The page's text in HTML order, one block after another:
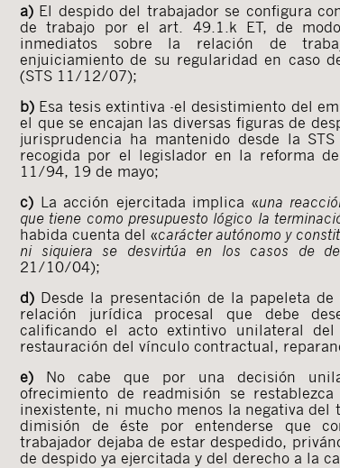
a) El despido del trabajador se configura
de trabajo por el art. 49.1.k ET, de
inmediatos sobre la relación de
enjuiciamiento de su regularidad en caso
(STS 11/12/07);
b) Esa tesis extintiva -el desistimiento del
el que se encajan las diversas figuras de
jurisprudencia ha mantenido desde la
recogida por el legislador en la reforma
11/94, 19 de mayo;
c) La acción ejercitada implica «una
que tiene como presupuesto lógico la
habida cuenta del «carácter autónomo y
ni siquiera se desvirtúa en los casos de
21/10/04);
d) Desde la presentación de la papeleta
relación jurídica procesal que debe
calificando el acto extintivo unilateral
restauración del vínculo contractual,
e) No cabe que por una decisión
ofrecimiento de readmisión se
inexistente, ni mucho menos la negativa
dimisión de éste por entenderse que
trabajador dejaba de estar despedido,
de despido ya ejercitada y del derecho a la